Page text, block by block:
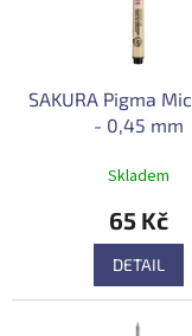
SAKURA Pigma
- 0,45 mm
Skladem
65 Kč
DETAIL